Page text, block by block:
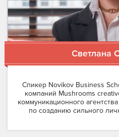
Светлана
Спикер Novikov Business
компаний Mushrooms
коммуникационного
по созданию сильного